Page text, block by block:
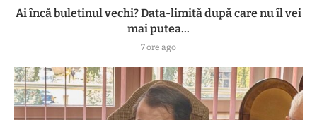
Ai încă buletinul vechi? Data-limită după care nu îl vei
mai putea...
7 ore ago